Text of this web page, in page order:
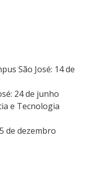
São José: 14 de
24 de junho
e Tecnologia
de dezembro